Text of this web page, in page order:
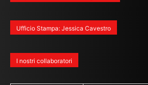
Ufficio Stampa: Jessica Cavestro
I nostri collaboratori